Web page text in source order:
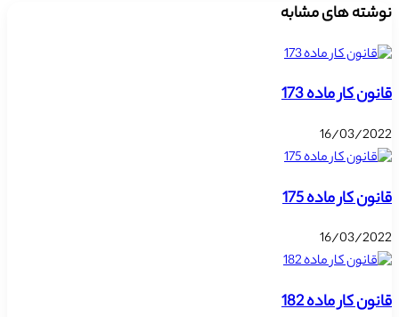
نوشته های مشابه
قانون کار ماده 173
16/03/2022
قانون کار ماده 175
16/03/2022
قانون کار ماده 182